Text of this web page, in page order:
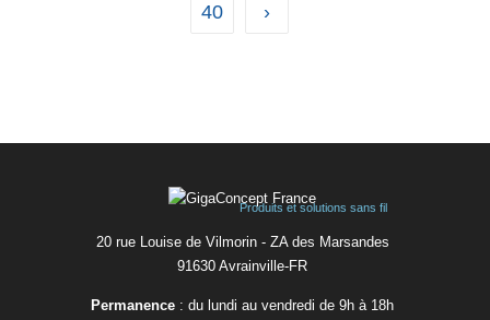
40 ›
Produits et solutions sans fil
20 rue Louise de Vilmorin - ZA des Marsandes
91630 Avrainvilleㅤ-ㅤFR
Permanence : du lundi au vendredi de 9h à 18h